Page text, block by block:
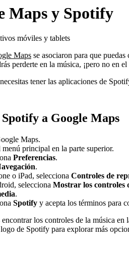
Maps y Spotify
móviles y tablets
Maps se asociaron para que
perderte en la música, ¡pero no en
necesitas tener las aplicaciones de
a Google Maps
Maps.
menú principal en la parte superior.
Preferencias.
.
o iPad, selecciona Controles de
selecciona Mostrar los controles
.
Spotify y acepta los términos para
los controles de la música
de Spotify para explorar más